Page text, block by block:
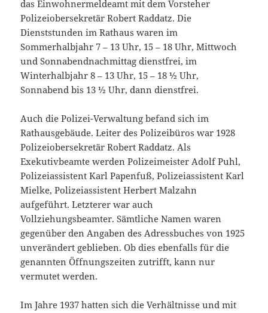
das Einwohnermeldeamt mit dem Vorsteher
Polizeiobersekretär Robert Raddatz. Die
Dienststunden im Rathaus waren im
Sommerhalbjahr 7 – 13 Uhr, 15 – 18 Uhr, Mittwoch
und Sonnabendnachmittag dienstfrei, im
Winterhalbjahr 8 – 13 Uhr, 15 – 18 ½ Uhr,
Sonnabend bis 13 ½ Uhr, dann dienstfrei.
Auch die Polizei-Verwaltung befand sich im
Rathausgebäude. Leiter des Polizeibüros war 1928
Polizeiobersekretär Robert Raddatz. Als
Exekutivbeamte werden Polizeimeister Adolf Puhl,
Polizeiassistent Karl Papenfuß, Polizeiassistent Karl
Mielke, Polizeiassistent Herbert Malzahn
aufgeführt. Letzterer war auch
Vollziehungsbeamter. Sämtliche Namen waren
gegenüber den Angaben des Adressbuches von 1925
unverändert geblieben. Ob dies ebenfalls für die
genannten Öffnungszeiten zutrifft, kann nur
vermutet werden.
Im Jahre 1937 hatten sich die Verhältnisse und mit